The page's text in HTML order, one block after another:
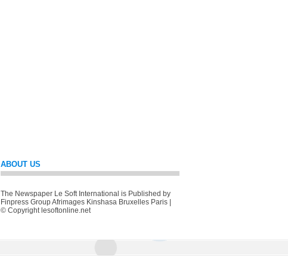
ABOUT US
The Newspaper Le Soft International is Published by
Finpress Group Afrimages Kinshasa Bruxelles Paris |
© Copyright lesoftonline.net